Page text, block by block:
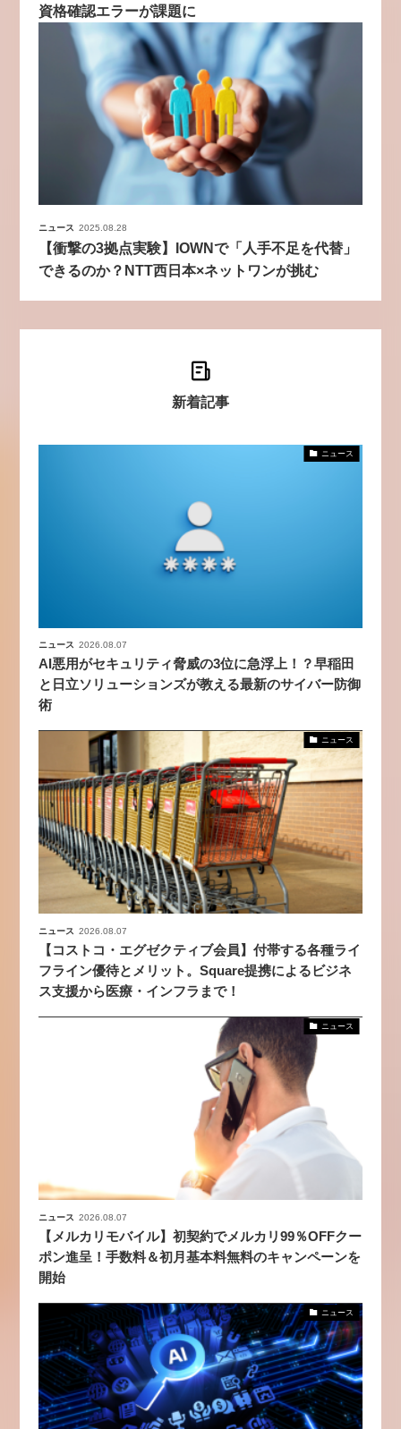
資格確認エラーが課題に
ニュース 2025.08.28
【衝撃の3拠点実験】IOWNで「人手不足を代替」
できるのか？NTT西日本×ネットワンが挑む
新着記事
ニュース
ニュース 2026.08.07
AI悪用がセキュリティ脅威の3位に急浮上！？早稲田
と日立ソリューションズが教える最新のサイバー防御
術
ニュース
ニュース 2026.08.07
【コストコ・エグゼクティブ会員】付帯する各種ライ
フライン優待とメリット。Square提携によるビジネ
ス支援から医療・インフラまで！
ニュース
ニュース 2026.08.07
【メルカリモバイル】初契約でメルカリ99％OFFクー
ポン進呈！手数料＆初月基本料無料のキャンペーンを
開始
ニュース